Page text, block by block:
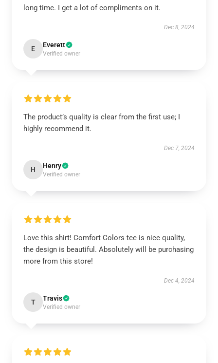
long time. I get a lot of compliments on it.
Dec 8, 2024
E Everett
Verified owner
The product’s quality is clear from the first use; I
highly recommend it.
Dec 7, 2024
H Henry
Verified owner
Love this shirt! Comfort Colors tee is nice quality,
the design is beautiful. Absolutely will be purchasing
more from this store!
Dec 4, 2024
T Travis
Verified owner